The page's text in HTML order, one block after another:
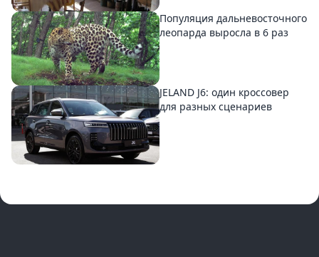
Популяция дальневосточного
леопарда выросла в 6 раз
JELAND J6: один кроссовер
для разных сценариев